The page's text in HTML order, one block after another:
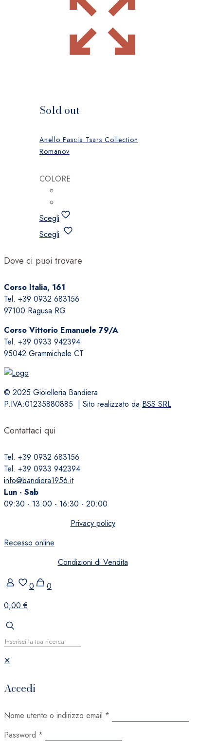
Sold out
Anello Fascia Tsars Collection
Romanov
COLORE
Scegli
Scegli Questo
più
Le
opzioni
possono
scelte
nella
pagina
Dove ci puoi trovare
Corso Italia, 161
Tel. +39 0932 683156
97100 Ragusa RG
Corso Vittorio Emanuele 79/A
Tel. +39 0933 942394
95042 Grammichele CT
© 2025 Gioielleria Bandiera
P.IVA:01235880885 | Sito realizzato da BSS SRL
Contattaci qui
Tel. +39 0932 683156
Tel. +39 0933 942394
info@bandiera1956.it
Lun - Sab
09:30 - 13:00 - 16:30 - 20:00
Privacy policy
Recesso online
Condizioni di Vendita
0
0
0,00 €
✕
Accedi
Nome utente o indirizzo email *
Password *